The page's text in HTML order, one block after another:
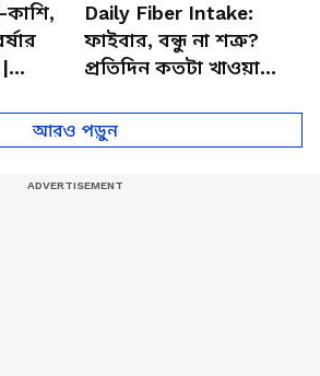
কাশি,
Daily Fiber Intake:
ফাইবার, বন্ধু না শত্রু?
প্রতিদিন কতটা খাওয়া
Health Tips
আরও পড়ুন